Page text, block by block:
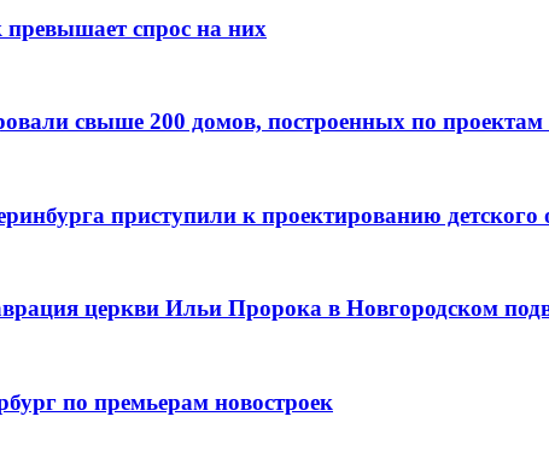
превышает спрос на них
свыше 200 домов, построенных по
приступили к проектированию детского
церкви Ильи Пророка в Новгородском
по премьерам новостроек